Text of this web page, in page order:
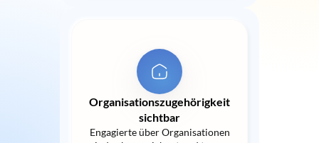
Organisationszugehörigkeit
sichtbar
Engagierte über Organisationen